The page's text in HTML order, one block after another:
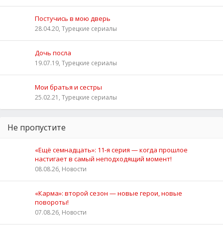
Постучись в мою дверь
28.04.20, Турецкие сериалы
Дочь посла
19.07.19, Турецкие сериалы
Мои братья и сестры
25.02.21, Турецкие сериалы
Не пропустите
«Ещё семнадцать»: 11‑я серия — когда прошлое
настигает в самый неподходящий момент!
08.08.26, Новости
«Карма»: второй сезон — новые герои, новые
повороты!
07.08.26, Новости